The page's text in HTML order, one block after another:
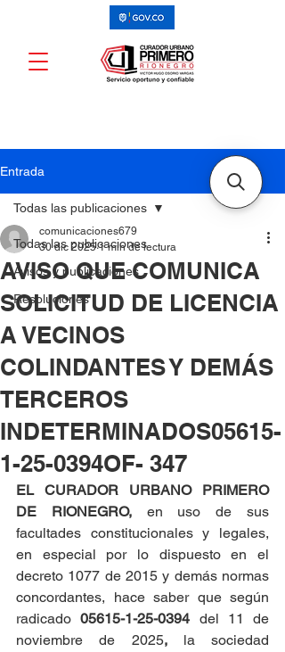
Entrada
Todas las publicaciones
Avisos y publicaciones
Resoluciones
Todas las publicaciones
AVISO QUE COMUNICA
SOLICITUD DE LICENCIA
A VECINOS
COLINDANTES Y DEMÁS
TERCEROS
INDETERMINADOS05615-
1-25-0394OF- 347
comunicaciones679
30 dic 2025 1 min de lectura
EL CURADOR URBANO PRIMERO
DE RIONEGRO, en uso de sus
facultades constitucionales y legales,
en especial por lo dispuesto en el
decreto 1077 de 2015 y demás normas
concordantes, hace saber que según
radicado 05615-1-25-0394 del 11 de
noviembre de 2025,